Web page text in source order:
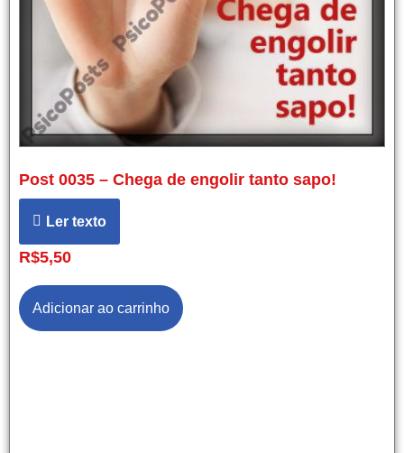
Post 0035 – Chega de engolir tanto sapo!
Ler texto
R$5,50
Adicionar ao carrinho